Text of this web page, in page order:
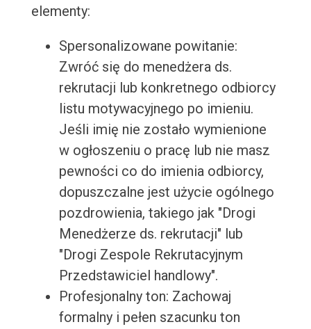
elementy:
Spersonalizowane powitanie:
Zwróć się do menedżera ds.
rekrutacji lub konkretnego odbiorcy
listu motywacyjnego po imieniu.
Jeśli imię nie zostało wymienione
w ogłoszeniu o pracę lub nie masz
pewności co do imienia odbiorcy,
dopuszczalne jest użycie ogólnego
pozdrowienia, takiego jak "Drogi
Menedżerze ds. rekrutacji" lub
"Drogi Zespole Rekrutacyjnym
Przedstawiciel handlowy".
Profesjonalny ton: Zachowaj
formalny i pełen szacunku ton